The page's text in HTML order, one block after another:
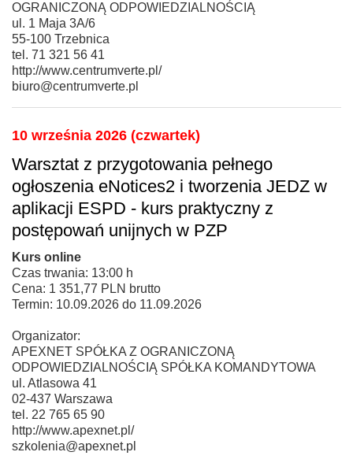
OGRANICZONĄ ODPOWIEDZIALNOŚCIĄ
ul. 1 Maja 3A/6
55-100 Trzebnica
tel. 71 321 56 41
http://www.centrumverte.pl/
biuro@centrumverte.pl
10 września 2026 (czwartek)
Warsztat z przygotowania pełnego
ogłoszenia eNotices2 i tworzenia JEDZ w
aplikacji ESPD - kurs praktyczny z
postępowań unijnych w PZP
Kurs online
Czas trwania: 13:00 h
Cena: 1 351,77 PLN brutto
Termin: 10.09.2026 do 11.09.2026
Organizator:
APEXNET SPÓŁKA Z OGRANICZONĄ
ODPOWIEDZIALNOŚCIĄ SPÓŁKA KOMANDYTOWA
ul. Atlasowa 41
02-437 Warszawa
tel. 22 765 65 90
http://www.apexnet.pl/
szkolenia@apexnet.pl